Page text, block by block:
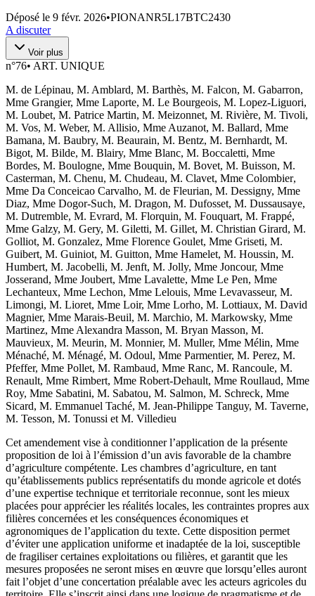
Déposé le 9 févr. 2026•PIONANR5L17BTC2430
A discuter
Voir plus
n°76• ART. UNIQUE
M. de Lépinau, M. Amblard, M. Barthès, M. Falcon, M. Gabarron,
Mme Grangier, Mme Laporte, M. Le Bourgeois, M. Lopez-Liguori,
M. Loubet, M. Patrice Martin, M. Meizonnet, M. Rivière, M. Tivoli,
M. Vos, M. Weber, M. Allisio, Mme Auzanot, M. Ballard, Mme
Bamana, M. Baubry, M. Beaurain, M. Bentz, M. Bernhardt, M.
Bigot, M. Bilde, M. Blairy, Mme Blanc, M. Boccaletti, Mme
Bordes, M. Boulogne, Mme Bouquin, M. Bovet, M. Buisson, M.
Casterman, M. Chenu, M. Chudeau, M. Clavet, Mme Colombier,
Mme Da Conceicao Carvalho, M. de Fleurian, M. Dessigny, Mme
Diaz, Mme Dogor-Such, M. Dragon, M. Dufosset, M. Dussausaye,
M. Dutremble, M. Evrard, M. Florquin, M. Fouquart, M. Frappé,
Mme Galzy, M. Gery, M. Giletti, M. Gillet, M. Christian Girard, M.
Golliot, M. Gonzalez, Mme Florence Goulet, Mme Griseti, M.
Guibert, M. Guiniot, M. Guitton, Mme Hamelet, M. Houssin, M.
Humbert, M. Jacobelli, M. Jenft, M. Jolly, Mme Joncour, Mme
Josserand, Mme Joubert, Mme Lavalette, Mme Le Pen, Mme
Lechanteux, Mme Lechon, Mme Lelouis, Mme Levavasseur, M.
Limongi, M. Lioret, Mme Loir, Mme Lorho, M. Lottiaux, M. David
Magnier, Mme Marais-Beuil, M. Marchio, M. Markowsky, Mme
Martinez, Mme Alexandra Masson, M. Bryan Masson, M.
Mauvieux, M. Meurin, M. Monnier, M. Muller, Mme Mélin, Mme
Ménaché, M. Ménagé, M. Odoul, Mme Parmentier, M. Perez, M.
Pfeffer, Mme Pollet, M. Rambaud, Mme Ranc, M. Rancoule, M.
Renault, Mme Rimbert, Mme Robert-Dehault, Mme Roullaud, Mme
Roy, Mme Sabatini, M. Sabatou, M. Salmon, M. Schreck, Mme
Sicard, M. Emmanuel Taché, M. Jean-Philippe Tanguy, M. Taverne,
M. Tesson, M. Tonussi et M. Villedieu
Cet amendement vise à conditionner l’application de la présente
proposition de loi à l’émission d’un avis favorable de la chambre
d’agriculture compétente. Les chambres d’agriculture, en tant
qu’établissements publics représentatifs du monde agricole et dotés
d’une expertise technique et territoriale reconnue, sont les mieux
placées pour apprécier les réalités locales, les contraintes propres aux
filières concernées et les conséquences économiques et
agronomiques de l’application du texte. Cette disposition permet
d’éviter une application uniforme et inadaptée de la loi, susceptible
de fragiliser certaines exploitations ou filières, et garantit que les
mesures proposées ne seront mises en œuvre que lorsqu’elles auront
fait l’objet d’une concertation préalable avec les acteurs agricoles du